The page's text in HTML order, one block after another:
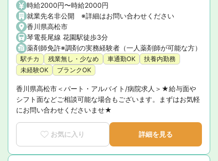
時給2000円〜時給2000円
就業先名非公開 ※詳細はお問い合わせください
香川県高松市
琴電長尾線 花園駅徒歩3分
薬剤師免許※調剤の実務経験者（一人薬剤師が可能な方）
駅チカ 残業無し・少なめ 車通勤OK
扶養内勤務
未経験OK
ブランクOK
香川県高松市＜パート・アルバイト/病院求人＞★給与面や
シフト面などご相談可能な場合もございます。まずはお気軽
にお問い合わせくださいませ★
お気に入り 詳細を見る